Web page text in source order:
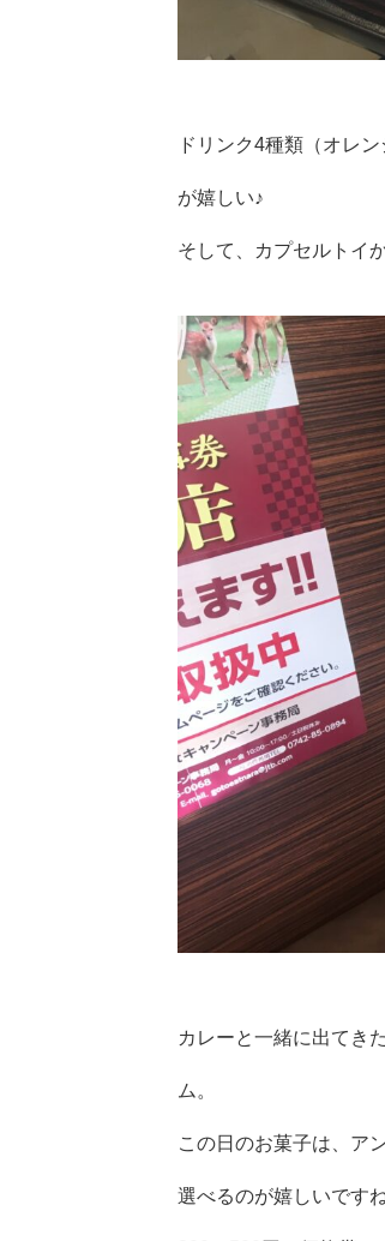
ドリンク4種類（オレ
が嬉しい♪
そして、カプセルトイ
カレーと一緒に出てき
ム。
この日のお菓子は、ア
選べるのが嬉しいです